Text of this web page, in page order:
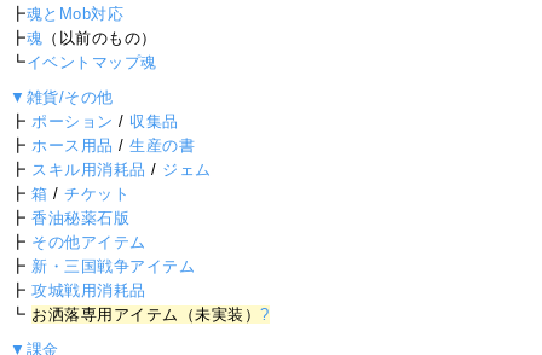
┣魂とMob対応
┣魂 （以前のもの）
┗イベントマップ魂
▼雑貨/その他
┣ポーション / 収集品
┣ホース用品 /生産の書
┣ スキル用消耗品 / ジェム
┣箱 /チケット
┣香油秘薬石版
┣ その他アイテム
┣ 新・三国戦争アイテム
┣攻城戦用消耗品
┗ お洒落専用アイテム（未実装）?
▼課金